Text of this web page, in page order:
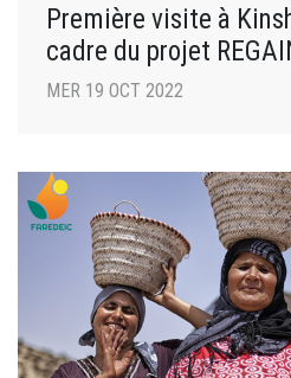
Première visite à
cadre du projet
MER 19 OCT 2022